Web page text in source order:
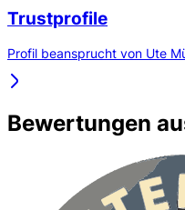
Trustprofile
Profil beansprucht von Ute
Bewertungen